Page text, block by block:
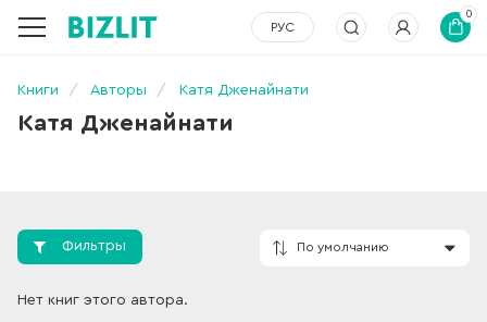
РУС
0
Книги Авторы Катя Дженайнати
Катя Дженайнати
Фильтры
Нет книг этого автора.